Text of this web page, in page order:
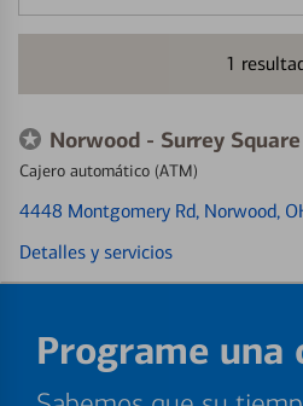
1
Norwood - Surrey Square
Cajero automático (ATM)
4448 Montgomery Rd, Norwood,
Detalles y servicios
Programe una